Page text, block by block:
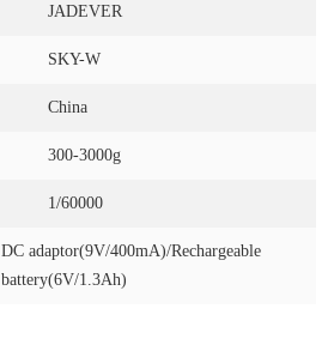
JADEVER
SKY-W
China
300-3000g
1/60000
DC adaptor(9V/400mA)/Rechargeable
battery(6V/1.3Ah)